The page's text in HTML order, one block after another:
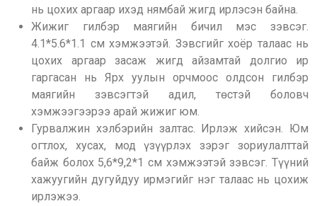
нь цохих аргаар ихэд нямбай жигд ирлэсэн байна.
Жижиг гилбэр маягийн бичил мэс зэвсэг.
4.1*5.6*1.1 см хэмжээтэй. Зэвсгийг хоёр талаас нь
цохих аргаар засаж жигд айзамтай долгио ир
гаргасан нь Ярх уулын орчмоос олдсон гилбэр
маягийн зэвсэгтэй адил, төстэй боловч
хэмжээгээрээ арай жижиг юм.
Гурвалжин хэлбэрийн залтас. Ирлэж хийсэн. Юм
огтлох, хусах, мод үзүүрлэх зэрэг зориулалттай
байж болох 5,6*9,2*1 см хэмжээтэй зэвсэг. Түүний
хажуугийн дугуйдуу ирмэгийг нэг талаас нь цохиж
ирлэжээ.